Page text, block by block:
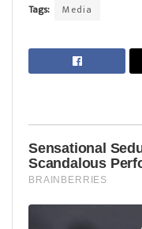
Tags: Media